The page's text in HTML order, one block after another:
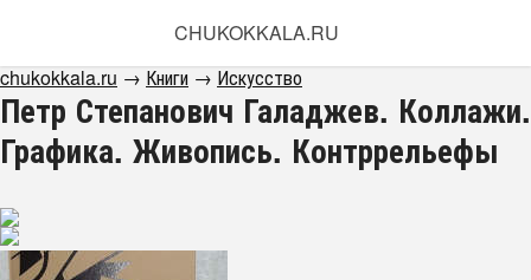
CHUKOKKALA.RU
chukokkala.ru → Книги → Искусство
Петр Степанович Галаджев. Коллажи.
Графика. Живопись. Контррельефы